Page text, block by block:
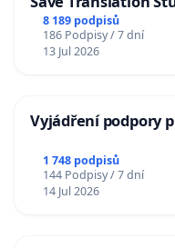
Charles University
8 189 podpisů
186 Podpisy / 7 dní
13 Jul 2026
Vyjádření podpory
1 748 podpisů
144 Podpisy / 7 dní
14 Jul 2026